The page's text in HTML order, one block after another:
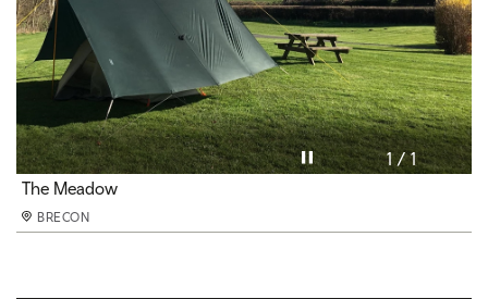
Pause video 1 / 1
The Meadow
BRECON